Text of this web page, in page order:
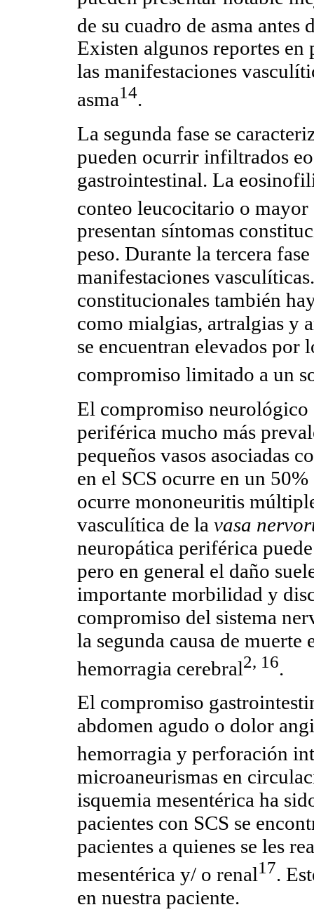
de su cuadro de asma
Existen algunos reportes en
las manifestaciones
asma14.
La segunda fase se
pueden ocurrir infiltrados
gastrointestinal. La
conteo leucocitario o
presentan síntomas
peso. Durante la tercera
manifestaciones
constitucionales también
como mialgias, artralgias y
se encuentran elevados por
compromiso limitado a un
El compromiso neurológico
periférica mucho más
pequeños vasos asociadas
en el SCS ocurre en un
ocurre mononeuritis
vasculítica de la vasa
neuropática periférica
pero en general el daño
importante morbilidad y
compromiso del sistema
la segunda causa de muerte
hemorragia cerebral2, 16.
El compromiso
abdomen agudo o dolor
hemorragia y perforación
microaneurismas en
isquemia mesentérica ha
pacientes con SCS se
pacientes a quienes se les
mesentérica y/ o renal17.
en nuestra paciente.